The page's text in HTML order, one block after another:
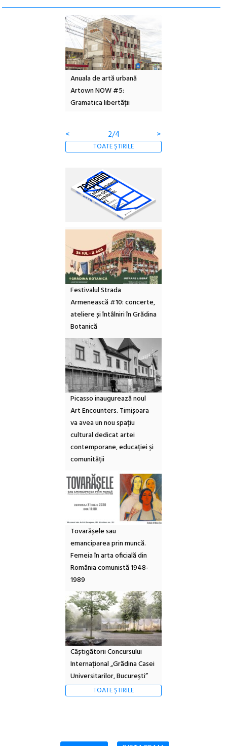
Anuala de artă urbană
Artown NOW #5:
Gramatica libertății
< 2/4 >
TOATE ȘTIRILE
Festivalul Strada
Armenească #10: concerte,
ateliere și întâlniri în Grădina
Botanică
Picasso inaugurează noul
Art Encounters. Timișoara
va avea un nou spațiu
cultural dedicat artei
contemporane, educației și
comunității
Tovarășele sau
emanciparea prin muncă.
Femeia în arta oficială din
România comunistă 1948-
1989
Câștigătorii Concursului
Internațional „Grădina Casei
Universitarilor, București”
TOATE ȘTIRILE